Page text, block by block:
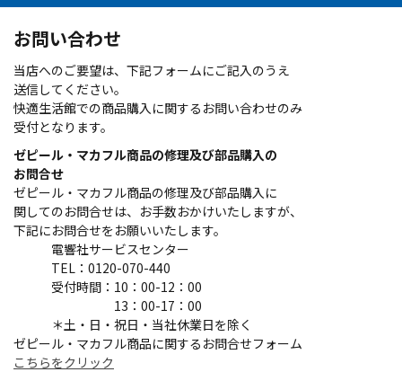
お問い合わせ
当店へのご要望は、下記フォームにご記入のうえ
送信してください。
快適生活館での商品購入に関するお問い合わせのみ
受付となります。
ゼピール・マカフル商品の修理及び部品購入の
お問合せ
ゼピール・マカフル商品の修理及び部品購入に
関してのお問合せは、お手数おかけいたしますが、
下記にお問合せをお願いいたします。
電響社サービスセンター
TEL：0120-070-440
受付時間：10：00-12：00
13：00-17：00
＊土・日・祝日・当社休業日を除く
ゼピール・マカフル商品に関するお問合せフォーム
こちらをクリック